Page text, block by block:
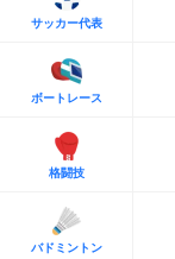
サッカー代表
ボートレース
格闘技
バドミントン